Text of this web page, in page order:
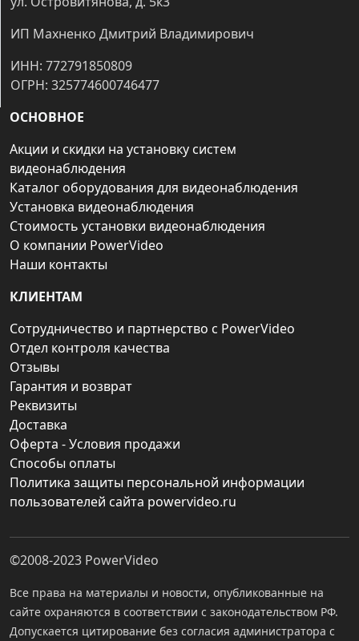
ИП Махненко Дмитрий Владимирович
ИНН: 772791850809
ОГРН: 325774600746477
ОСНОВНОЕ
Акции и скидки на установку систем
видеонаблюдения
Каталог оборудования для видеонаблюдения
Установка видеонаблюдения
Стоимость установки видеонаблюдения
О компании PowerVideo
Наши контакты
КЛИЕНТАМ
Сотрудничество и партнерство с PowerVideo
Отдел контроля качества
Отзывы
Гарантия и возврат
Реквизиты
Доставка
Оферта - Условия продажи
Способы оплаты
Политика защиты персональной информации
пользователей сайта powervideo.ru
©2008-2023 PowerVideo
Все права на материалы и новости, опубликованные на
сайте охраняются в соответствии с законодательством РФ.
Допускается цитирование без согласия администратора с